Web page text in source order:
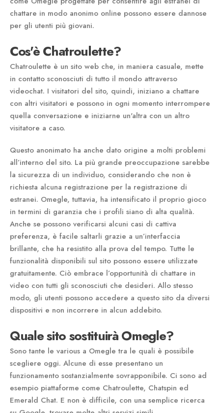
chattare in modo anonimo online possono essere dannose
per gli utenti più giovani.
Cos'è Chatroulette?
Chatroulette è un sito web che, in maniera casuale, mette
in contatto sconosciuti di tutto il mondo attraverso
videochat. I visitatori del sito, quindi, iniziano a chattare
con altri visitatori e possono in ogni momento interrompere
quella conversazione e iniziarne un'altra con un altro
visitatore a caso.
Questo anonimato ha anche dato origine a molti problemi
all’interno del sito. La più grande preoccupazione sarebbe
la sicurezza di un individuo, considerando che non è
richiesta alcuna registrazione per la registrazione di
estranei. Omegle, tuttavia, ha intensificato il proprio gioco
in termini di garanzia che i profili siano di alta qualità.
Anche se possono verificarsi alcuni casi di cattiva
preferenza, è facile saltarli grazie a un’interfaccia
brillante, che ha resistito alla prova del tempo. Tutte le
funzionalità disponibili sul sito possono essere utilizzate
gratuitamente. Ciò embrace l’opportunità di chattare in
video con tutti gli sconosciuti che desideri. Allo stesso
modo, gli utenti possono accedere a questo sito da diversi
dispositivi e non incorrere in alcun addebito.
Quale sito sostituirà Omegle?
Sono tante le various a Omegle tra le quali è possibile
scegliere oggi. Alcune di esse presentano un
funzionamento sostanzialmente sovrapponibile. Ci sono ad
esempio piattaforme come Chatroulette, Chatspin ed
Emerald Chat. E non è difficile, con una semplice ricerca